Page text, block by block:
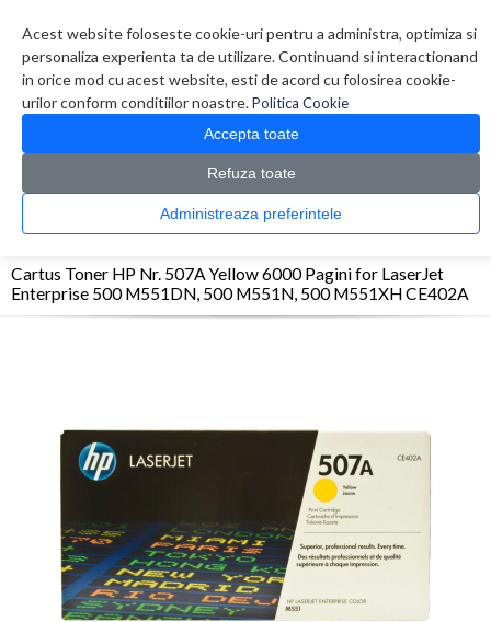
Acest website foloseste cookie-uri pentru a administra, optimiza si
personaliza experienta ta de utilizare. Continuand si interactionand
in orice mod cu acest website, esti de acord cu folosirea cookie-
urilor conform conditiilor noastre.Politica Cookie
Accepta toate
Refuza toate
Administreaza preferintele
0 produs(e)
CATALOG PRODUSE
Consumabile originale > Toner > Cartus Toner HP Nr. 507A Yellow
Cartus Toner HP Nr. 507A Yellow 6000 Pagini for LaserJet
Enterprise 500 M551DN, 500 M551N, 500 M551XH CE402A